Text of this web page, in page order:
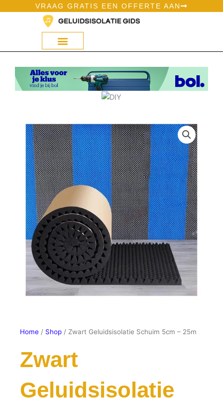
VRAAG GRATIS EEN OFFERTE AAN
Home / Shop / Zwart Geluidsisolatie Schuim 5cm – 25m
Zwart
Geluidsisolatie